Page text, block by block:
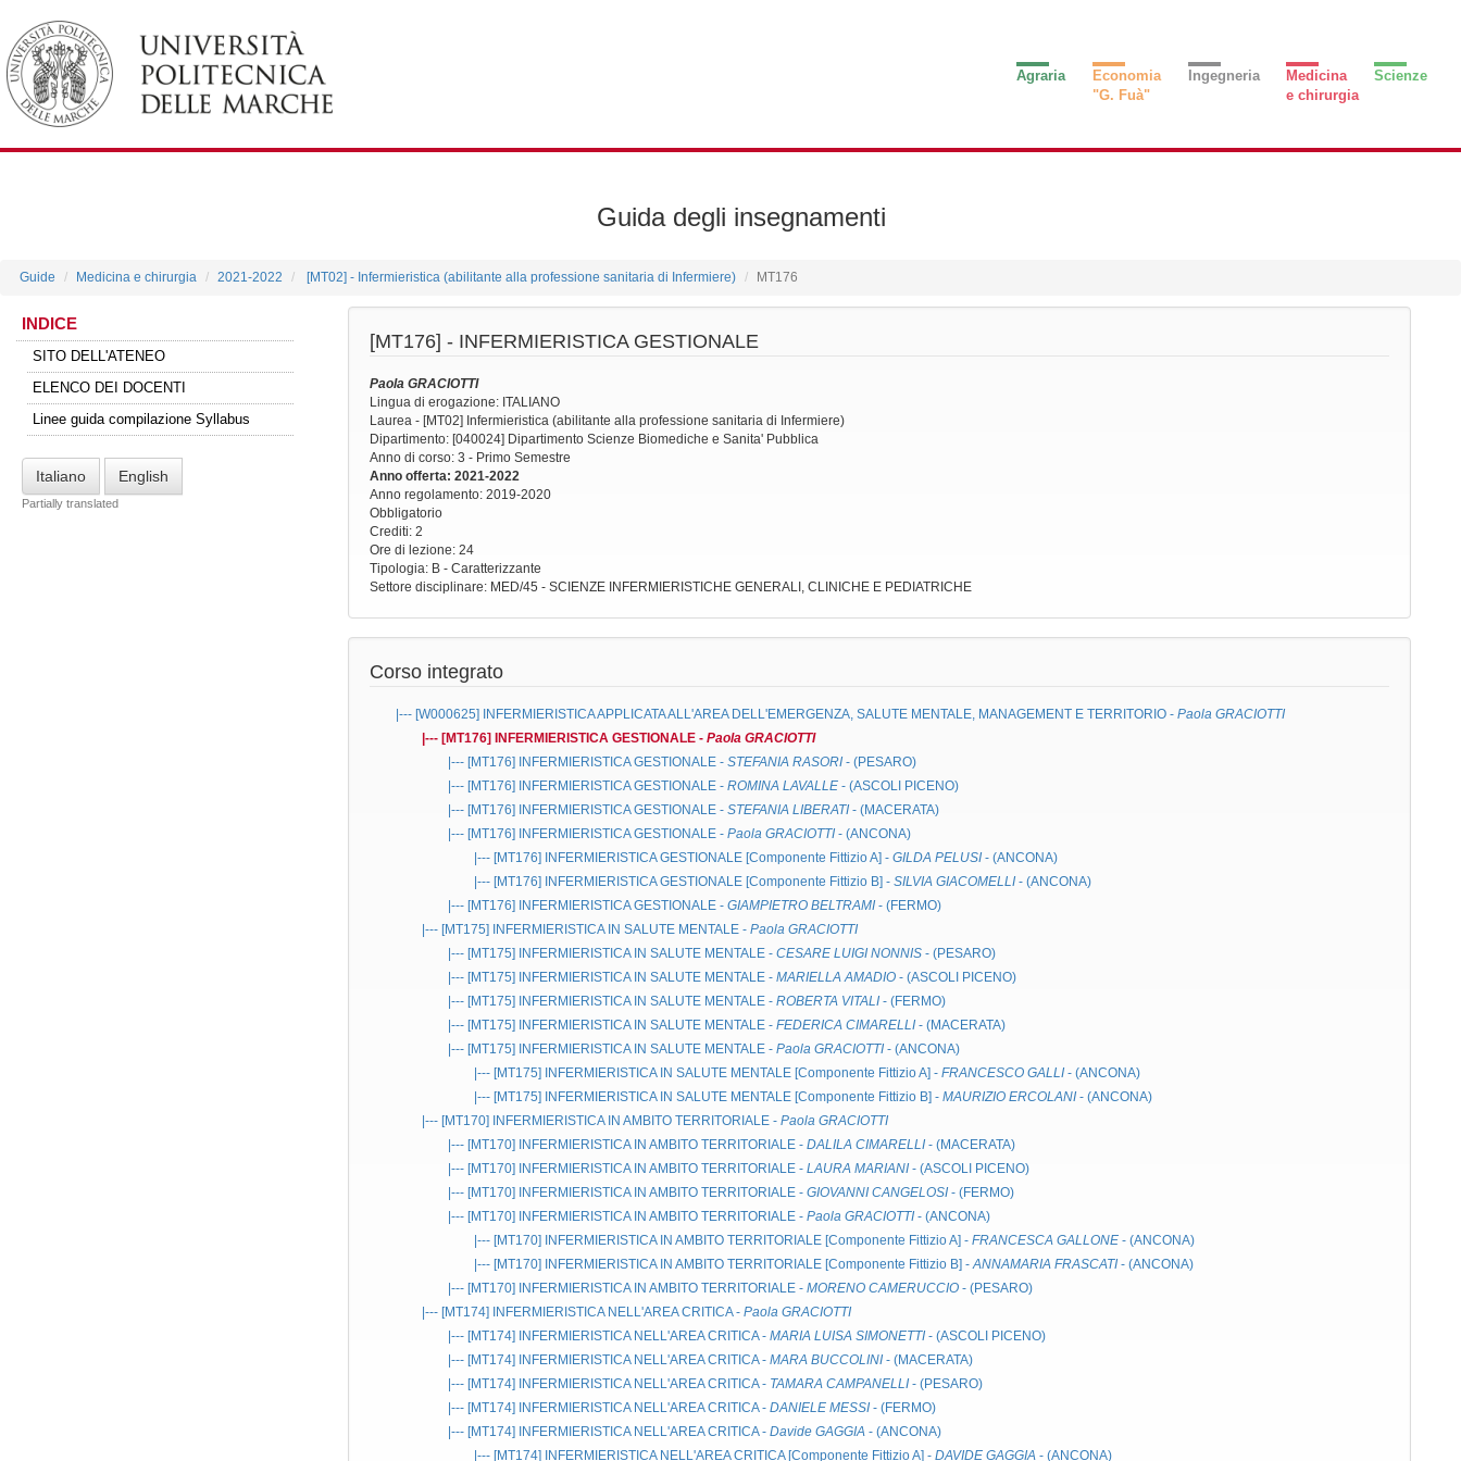
Agraria
Economia
"G. Fuà"
Ingegneria
Medicina
e chirurgia
Scienze
Guida degli insegnamenti
Guide Medicina e chirurgia 2021-2022 [MT02] - Infermieristica (abilitante alla professione sanitaria di Infermiere) MT176
INDICE
SITO DELL'ATENEO
ELENCO DEI DOCENTI
Linee guida compilazione Syllabus
Italiano English
Partially translated
[MT176] - INFERMIERISTICA GESTIONALE
Paola GRACIOTTI
Lingua di erogazione: ITALIANO
Laurea - [MT02] Infermieristica (abilitante alla professione sanitaria di Infermiere)
Dipartimento: [040024] Dipartimento Scienze Biomediche e Sanita' Pubblica
Anno di corso: 3 - Primo Semestre
Anno offerta: 2021-2022
Anno regolamento: 2019-2020
Obbligatorio
Crediti: 2
Ore di lezione: 24
Tipologia: B - Caratterizzante
Settore disciplinare: MED/45 - SCIENZE INFERMIERISTICHE GENERALI, CLINICHE E PEDIATRICHE
Corso integrato
|--- [W000625] INFERMIERISTICA APPLICATA ALL'AREA DELL'EMERGENZA, SALUTE MENTALE, MANAGEMENT E TERRITORIO - Paola GRACIOTTI
|--- [MT176]
INFERMIERISTICA GESTIONALE - Paola GRACIOTTI
|--- [MT176]
INFERMIERISTICA GESTIONALE - STEFANIA RASORI - (PESARO)
|--- [MT176]
INFERMIERISTICA GESTIONALE - ROMINA LAVALLE - (ASCOLI PICENO)
|--- [MT176]
INFERMIERISTICA GESTIONALE - STEFANIA LIBERATI- (MACERATA)
|--- [MT176]
INFERMIERISTICA GESTIONALE - Paola GRACIOTTI - (ANCONA)
|--- [MT176]
INFERMIERISTICA GESTIONALE [Componente Fittizio A] - GILDA PELUSI - (ANCONA)
|--- [MT176]
INFERMIERISTICA GESTIONALE [Componente Fittizio B] - SILVIA GIACOMELLI - (ANCONA)
|--- [MT176]
INFERMIERISTICA GESTIONALE - GIAMPIETRO BELTRAMI - (FERMO)
|--- [MT175]
INFERMIERISTICA IN SALUTE MENTALE - Paola GRACIOTTI
|--- [MT175]
INFERMIERISTICA IN SALUTE MENTALE - CESARE LUIGI NONNIS - (PESARO)
|--- [MT175]
INFERMIERISTICA IN SALUTE MENTALE - MARIELLA AMADIO - (ASCOLI PICENO)
|--- [MT175]
INFERMIERISTICA IN SALUTE MENTALE - ROBERTA VITALI - (FERMO)
|--- [MT175]
INFERMIERISTICA IN SALUTE MENTALE - FEDERICA CIMARELLI - (MACERATA)
|--- [MT175]
INFERMIERISTICA IN SALUTE MENTALE - Paola GRACIOTTI - (ANCONA)
|--- [MT175]
INFERMIERISTICA IN SALUTE MENTALE [Componente Fittizio A] - FRANCESCO GALLI - (ANCONA)
|--- [MT175]
INFERMIERISTICA IN SALUTE MENTALE [Componente Fittizio B] - MAURIZIO ERCOLANI - (ANCONA)
|--- [MT170]
INFERMIERISTICA IN AMBITO TERRITORIALE - Paola GRACIOTTI
|--- [MT170]
INFERMIERISTICA IN AMBITO TERRITORIALE - DALILA CIMARELLI - (MACERATA)
|--- [MT170]
INFERMIERISTICA IN AMBITO TERRITORIALE - LAURA MARIANI- (ASCOLI PICENO)
|--- [MT170]
INFERMIERISTICA IN AMBITO TERRITORIALE - GIOVANNI CANGELOSI - (FERMO)
|--- [MT170]
INFERMIERISTICA IN AMBITO TERRITORIALE - Paola GRACIOTTI - (ANCONA)
|--- [MT170]
INFERMIERISTICA IN AMBITO TERRITORIALE [Componente Fittizio A] - FRANCESCA GALLONE - (ANCONA)
|--- [MT170]
INFERMIERISTICA IN AMBITO TERRITORIALE [Componente Fittizio B] -ANNAMARIA FRASCATI - (ANCONA)
|--- [MT170]
INFERMIERISTICA IN AMBITO TERRITORIALE - MORENO CAMERUCCIO - (PESARO)
|--- [MT174]
INFERMIERISTICA NELL'AREA CRITICA- Paola GRACIOTTI
|--- [MT174]
INFERMIERISTICA NELL'AREA CRITICA- MARIA LUISA SIMONETTI - (ASCOLI PICENO)
|--- [MT174]
INFERMIERISTICA NELL'AREA CRITICA- MARA BUCCOLINI - (MACERATA)
|--- [MT174]
INFERMIERISTICA NELL'AREA CRITICA- TAMARA CAMPANELLI - (PESARO)
|--- [MT174]
INFERMIERISTICA NELL'AREA CRITICA- DANIELE MESSI - (FERMO)
|--- [MT174]
INFERMIERISTICA NELL'AREA CRITICA- Davide GAGGIA - (ANCONA)
|--- [MT174]
INFERMIERISTICA NELL'AREA CRITICA[Componente Fittizio A] - DAVIDE GAGGIA - (ANCONA)